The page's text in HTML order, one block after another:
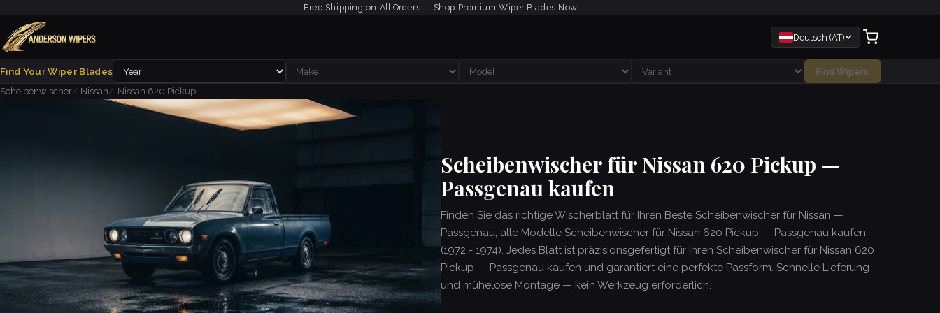
Free Shipping on All Orders — Shop Premium Wiper Blades Now
Deutsch (AT)
Find Your Wiper Blades
Find Wipers
Scheibenwischer
Nissan Nissan 620 Pickup
Scheibenwischer für Nissan 620 Pickup —
Passgenau kaufen
Finden Sie das richtige Wischerblatt für Ihren Beste Scheibenwischer für Nissan —
Passgenau, alle Modelle Scheibenwischer für Nissan 620 Pickup — Passgenau kaufen
(1972 - 1974). Jedes Blatt ist präzisionsgefertigt für Ihren Scheibenwischer für Nissan 620
Pickup — Passgenau kaufen und garantiert eine perfekte Passform. Schnelle Lieferung
und mühelose Montage — kein Werkzeug erforderlich.